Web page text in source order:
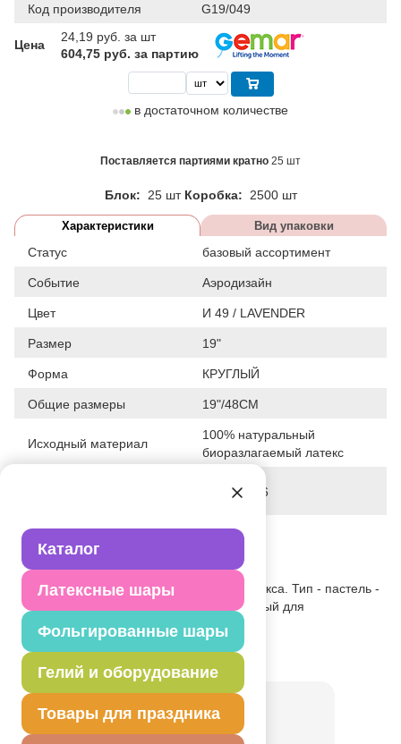
Каталог
Латексные шары
Фольгированные шары
Гелий и оборудование
Товары для праздника
Код производителя G19/049
Цена
24,19 руб. за шт
604,75 руб. за партию
в достаточном количестве
Поставляется партиями кратно 25 шт
Блок: 25 шт Коробка: 2500 шт
Характеристики Вид упаковки
Статус базовый ассортимент
Событие Аэродизайн
Цвет И 49 / LAVENDER
Размер 19"
Форма КРУГЛЫЙ
Общие размеры 19"/48СМ
Исходный материал
100% натуральный
биоразлагаемый латекс
28-01-2026
Вес 9.500 г
Описание товара
Одноцветный шар из натурального латекса. Тип - пастель -
матовый оттенок цвета. Предназначенный для
использования в оформлении.
Товар из коллекцииФиолетовая